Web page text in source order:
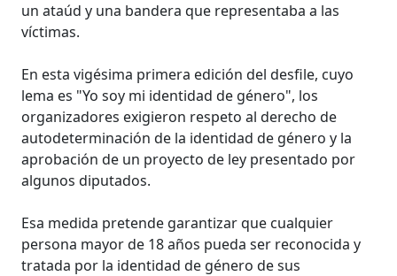
un ataúd y una bandera que representaba a las
víctimas.
En esta vigésima primera edición del desfile, cuyo
lema es "Yo soy mi identidad de género", los
organizadores exigieron respeto al derecho de
autodeterminación de la identidad de género y la
aprobación de un proyecto de ley presentado por
algunos diputados.
Esa medida pretende garantizar que cualquier
persona mayor de 18 años pueda ser reconocida y
tratada por la identidad de género de sus